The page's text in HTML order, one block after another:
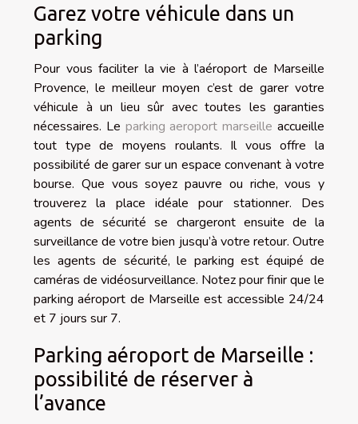
Garez votre véhicule dans un
parking
Pour vous faciliter la vie à l’aéroport de Marseille
Provence, le meilleur moyen c’est de garer votre
véhicule à un lieu sûr avec toutes les garanties
nécessaires. Le parking aeroport marseille accueille
tout type de moyens roulants. Il vous offre la
possibilité de garer sur un espace convenant à votre
bourse. Que vous soyez pauvre ou riche, vous y
trouverez la place idéale pour stationner. Des
agents de sécurité se chargeront ensuite de la
surveillance de votre bien jusqu’à votre retour. Outre
les agents de sécurité, le parking est équipé de
caméras de vidéosurveillance. Notez pour finir que le
parking aéroport de Marseille est accessible 24/24
et 7 jours sur 7.
Parking aéroport de Marseille :
possibilité de réserver à
l’avance